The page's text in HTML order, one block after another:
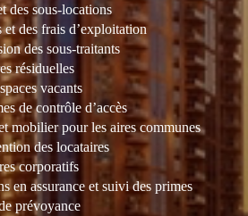
des sous-locations
des frais d’exploitation
des sous-traitants
résiduelles
vacants
de contrôle d’accès
mobilier pour les aires communes
des locataires
corporatifs
en assurance et suivi des primes
prévoyance